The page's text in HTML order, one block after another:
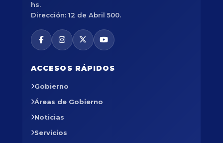
hs.
Dirección: 12 de Abril 500.
ACCESOS RÁPIDOS
Gobierno
Áreas de Gobierno
Noticias
Servicios